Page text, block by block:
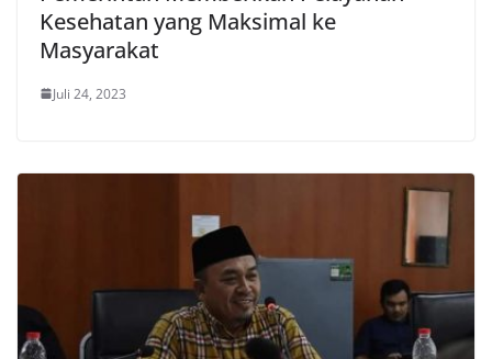
Kesehatan yang Maksimal ke
Masyarakat
Juli 24, 2023